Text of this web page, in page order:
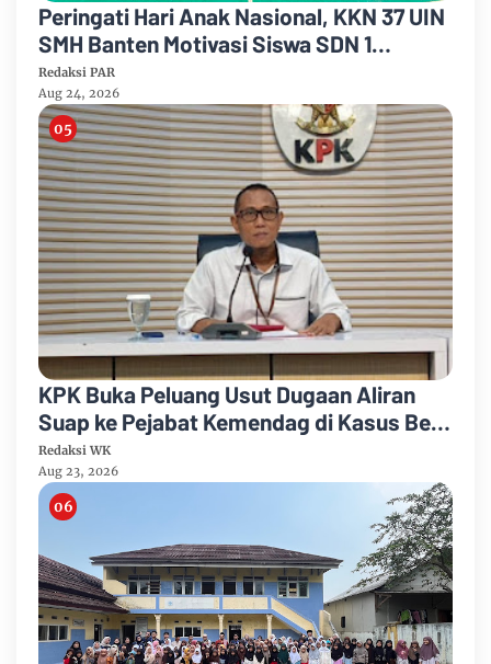
Peringati Hari Anak Nasional, KKN 37 UIN
SMH Banten Motivasi Siswa SDN 1
Cimanuk Raih Cita-cita
Redaksi PAR
Aug 24, 2026
KPK Buka Peluang Usut Dugaan Aliran
Suap ke Pejabat Kemendag di Kasus Bea
Cukai
Redaksi WK
Aug 23, 2026